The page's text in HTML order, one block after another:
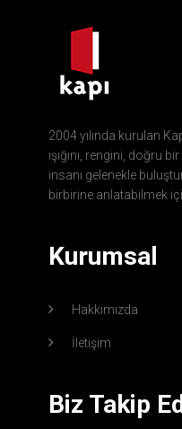
2004 yılında kurulan
ışığını, rengini, doğru
insanı gelenekle
birbirine anlatabilmek
Kurumsal
Hakkımızda
İletişim
Biz Takip